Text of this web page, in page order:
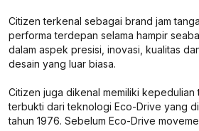
Citizen terkenal sebagai brand jam
performa terdepan selama hampir
dalam aspek presisi, inovasi, kualitas
desain yang luar biasa.
Citizen juga dikenal memiliki kepedulian
terbukti dari teknologi Eco-Drive yang
tahun 1976. Sebelum Eco-Drive